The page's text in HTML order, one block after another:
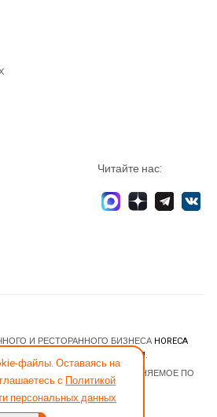
файлы. Оставаясь на
с Политикой
персональных данных
Читайте нас:
И РЕСТОРАННОГО БИЗНЕСА HORECA
JOOMLART.COM.
ОБЕСПЕЧЕНИЕ, РАСПРОСТРАНЯЕМОЕ ПО
LICENSE